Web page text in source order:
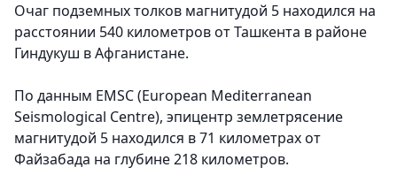
Очаг подземных толков магнитудой 5 находился на
расстоянии 540 километров от Ташкента в районе
Гиндукуш в Афганистане.
По данным EMSC (European Mediterranean
Seismological Centre), эпицентр землетрясение
магнитудой 5 находился в 71 километрах от
Файзабада на глубине 218 километров.